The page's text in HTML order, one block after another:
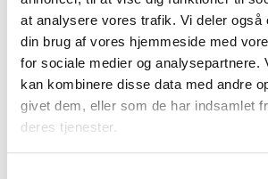
at analysere vores trafik. Vi deler også
din brug af vores hjemmeside med
for sociale medier og analysepartnere.
kan kombinere disse data med andre
givet dem, eller som de har indsamlet
deres tjenester.
medarbejder kan bidrage til at
gensidig tryg og tillidsfuld
også når mødet kan være
udfordringer.
Indhold og emner